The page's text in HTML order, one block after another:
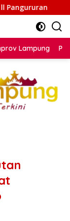
Sensus Ekonomi
Lampung